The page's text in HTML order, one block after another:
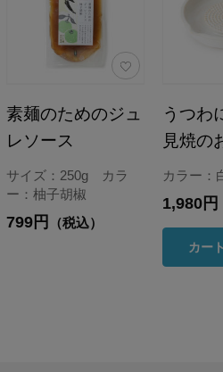
素麺のためのジュ
レソース
サイズ：250g カラ
ー：柚子胡椒
799円 （税込）
うつわ
見焼の
カラー：
1,980円
カー